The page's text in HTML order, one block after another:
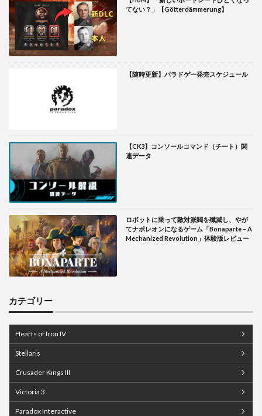
てない？」【Götterdämmerung】
【随時更新】パラドゲー発売スケジュール
【CK3】コンソールコマンド（チート）関
連データ
ロボットに乗って敵対派閥を殲滅し、やが
てナポレオンになるゲーム「Bonaparte – A
Mechanized Revolution」体験版レビュー
カテゴリー
Hearts of Iron IV
Stellaris
Crusader Kings III
Victoria 3
Paradox Interactive